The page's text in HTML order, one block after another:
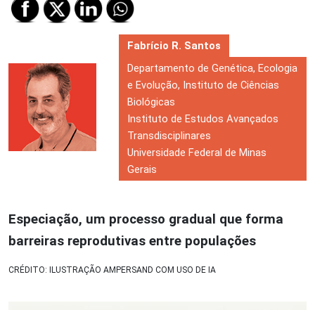
Fabrício R. Santos
Departamento de Genética, Ecologia
e Evolução, Instituto de Ciências
Biológicas
Instituto de Estudos Avançados
Transdisciplinares
Universidade Federal de Minas
Gerais
Especiação, um processo gradual que forma
barreiras reprodutivas entre populações
CRÉDITO: ILUSTRAÇÃO AMPERSAND COM USO DE IA